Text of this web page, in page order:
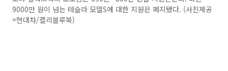
9000만 원이 넘는 테슬라 모델S에 대한 지원은 폐지됐다. (사진제공
=현대차/캘리블루북)